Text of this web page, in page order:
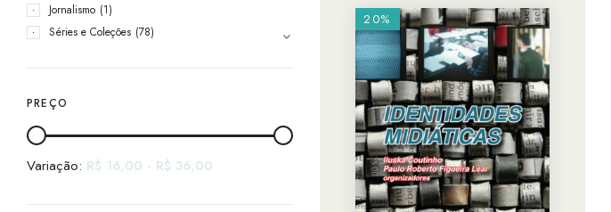
Jornalismo (1)
Séries e Coleções (78)
PREÇO
Variação: R$ 16,00 - R$ 36,00
20%